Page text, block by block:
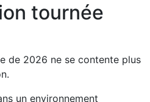
tournée
de 2026 ne se contente plus
un environnement